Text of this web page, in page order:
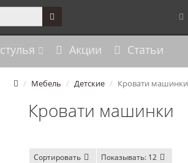
Акции Статьи
Мебель Детские Кровати машинки
Кровати машинки
Сортировать Показывать: 12